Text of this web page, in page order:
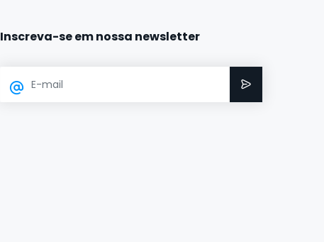
Inscreva-se em nossa newsletter